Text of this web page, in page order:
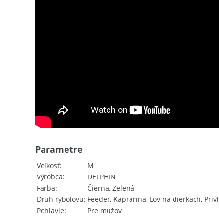
Veľkosť
M
Výrobca
DELPHIN
Farba
Čierna, Zelená
Druh rybolovu Feeder, Kaprarina, Lov na dierkach,
Pohlavie
Pre mužov
Parametre